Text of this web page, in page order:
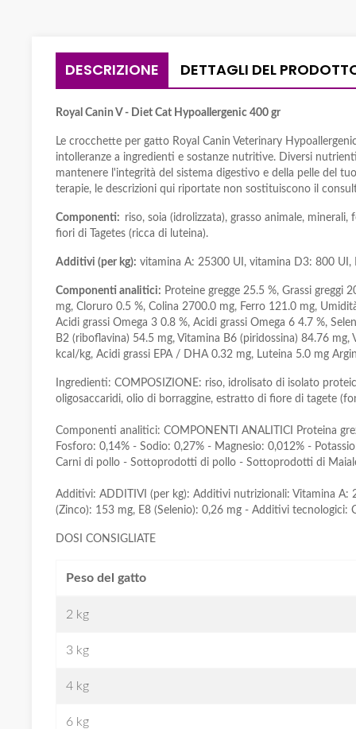
DESCRIZIONE DETTAGLI DEL
Royal Canin V - Diet Cat Hypoallergenic 400 gr
Le crocchette per gatto Royal Canin Veterinary
intolleranze a ingredienti e sostanze nutritive. Diversi
mantenere l'integrità del sistema digestivo e della pelle del
terapie, le descrizioni qui riportate non sostituiscono il
Componenti: riso, soia (idrolizzata), grasso animale,
fiori di Tagetes (ricca di luteina).
Additivi (per kg): vitamina A: 25300 UI, vitamina D3: 800 UI,
Componenti analitici: Proteine gregge 25.5 %, Grassi greggi
mg, Cloruro 0.5 %, Colina 2700.0 mg, Ferro 121.0 mg,
Acidi grassi Omega 3 0.8 %, Acidi grassi Omega 6 4.7 %,
B2 (riboflavina) 54.5 mg, Vitamina B6 (piridossina) 84.76
kcal/kg, Acidi grassi EPA / DHA 0.32 mg, Luteina 5.0 mg
Ingredienti: COMPOSIZIONE: riso, idrolisato di isolato
oligosaccaridi, olio di borraggine, estratto di fiore di tagete
Componenti analitici: COMPONENTI ANALITICI Proteina
Fosforo: 0,14% - Sodio: 0,27% - Magnesio: 0,012% -
Carni di pollo - Sottoprodotti di pollo - Sottoprodotti di
Additivi: ADDITIVI (per kg): Additivi nutrizionali: Vitamina A:
(Zinco): 153 mg, E8 (Selenio): 0,26 mg - Additivi
DOSI CONSIGLIATE
Peso del gatto
2 kg
3 kg
4 kg
6 kg